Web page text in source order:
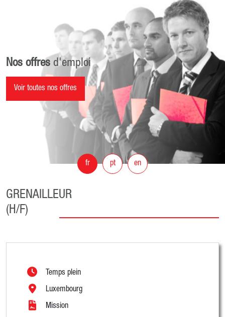
Nos offres d'emploi
Voir toutes nos offres
fr pt en
GRENAILLEUR
(H/F)
Temps plein
Luxembourg
Mission